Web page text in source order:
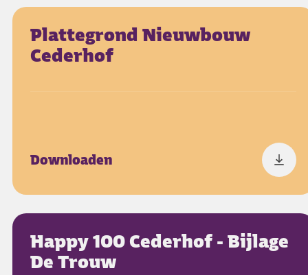
Plattegrond Nieuwbouw
Cederhof
Downloaden
Happy 100 Cederhof - Bijlage
De Trouw